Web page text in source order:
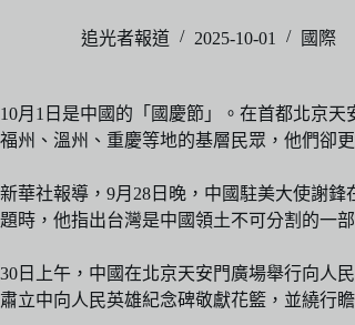
追光者報道 2025-10-01 國際
10月1日是中國的「國慶節」。在首都北京
福州、溫州、重慶等地的基層民眾，他們卻
新華社報導，9月28日晚，中國駐美大使謝
題時，他指出台灣是中國領土不可分割的一
30日上午，中國在北京天安門廣場舉行向人
肅立中向人民英雄紀念碑敬獻花籃，並繞行